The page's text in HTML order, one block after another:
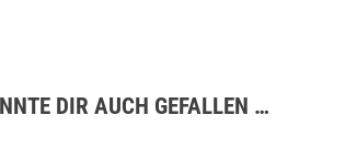
DIR AUCH GEFALLEN …